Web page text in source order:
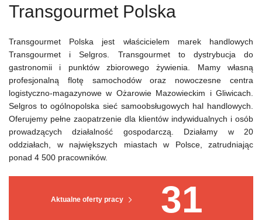
Transgourmet Polska
Aktualne oferty pracy 31
Transgourmet Polska jest właścicielem marek handlowych
Transgourmet i Selgros. Transgourmet to dystrybucja do
gastronomii i punktów zbiorowego żywienia. Mamy własną
profesjonalną flotę samochodów oraz nowoczesne centra
logistyczno-magazynowe w Ożarowie Mazowieckim i Gliwicach.
Selgros to ogólnopolska sieć samoobsługowych hal handlowych.
Oferujemy pełne zaopatrzenie dla klientów indywidualnych i osób
prowadzących działalność gospodarczą. Działamy w 20
oddziałach, w największych miastach w Polsce, zatrudniając
ponad 4 500 pracowników.